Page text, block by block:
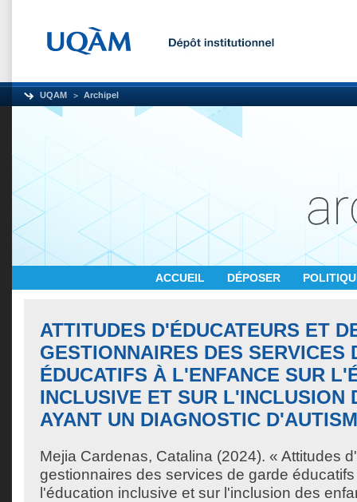
UQAM Archipel
ACCUEIL DÉPOSER
ATTITUDES D'ÉDUCATEURS ET
GESTIONNAIRES DES SERVICES
ÉDUCATIFS À L'ENFANCE SUR
INCLUSIVE ET SUR L'INCLUSION
AYANT UN DIAGNOSTIC
Mejia Cardenas, Catalina (2024). « Attitudes
gestionnaires des services de garde
l'éducation inclusive et sur l'inclusion des